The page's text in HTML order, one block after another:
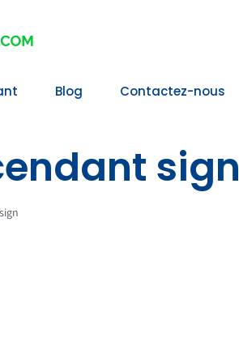
Blog Contactez-nous
sign